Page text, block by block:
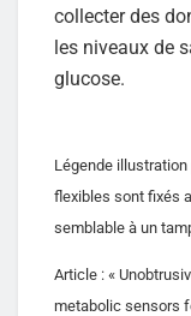
collecter des
les niveaux de
glucose.
Légende
flexibles sont fixés
semblable à un
Article : «
metabolic sensors